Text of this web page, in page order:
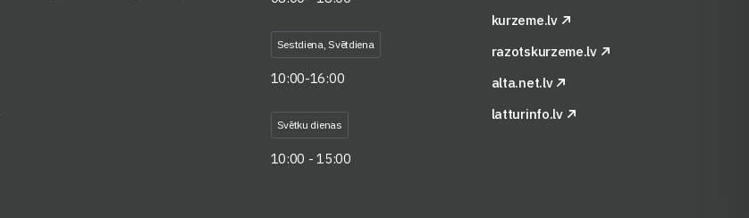
Sestdiena, Svētdiena
10:00-16:00
Svētku dienas
10:00 - 15:00
kurzeme.lv
razotskurzeme.lv
alta.net.lv
latturinfo.lv